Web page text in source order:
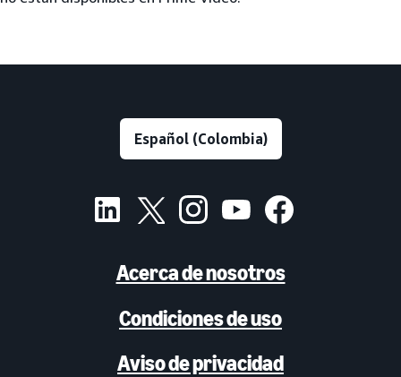
Acerca de nosotros
Condiciones de uso
Aviso de privacidad